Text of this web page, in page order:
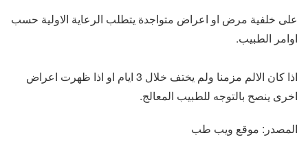
على خلفية مرض او اعراض متواجدة يتطلب الرعاية الاولية حسب
اوامر الطبيب.
اذا كان الالم مزمنا ولم يختف خلال 3 ايام او اذا ظهرت اعراض
اخرى ينصح بالتوجه للطبيب المعالج.
المصدر: موقع ويب طب